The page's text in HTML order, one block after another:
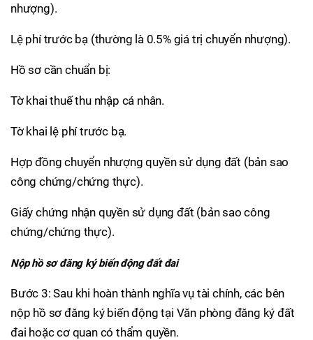
nhượng).
Lệ phí trước bạ (thường là 0.5% giá trị chuyển nhượng).
Hồ sơ cần chuẩn bị:
Tờ khai thuế thu nhập cá nhân.
Tờ khai lệ phí trước bạ.
Hợp đồng chuyển nhượng quyền sử dụng đất (bản sao
công chứng/chứng thực).
Giấy chứng nhận quyền sử dụng đất (bản sao công
chứng/chứng thực).
Nộp hồ sơ đăng ký biến động đất đai
Bước 3: Sau khi hoàn thành nghĩa vụ tài chính, các bên
nộp hồ sơ đăng ký biến động tại Văn phòng đăng ký đất
đai hoặc cơ quan có thẩm quyền.